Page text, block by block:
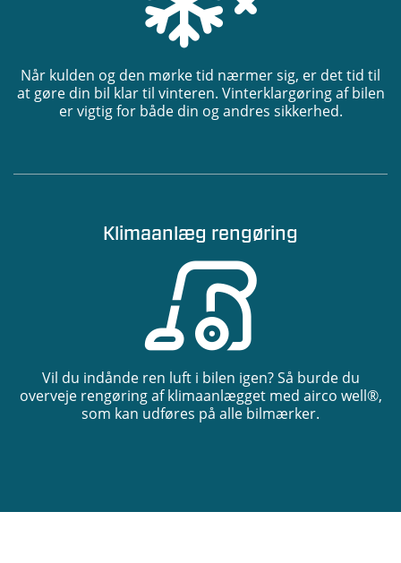
Når kulden og den mørke tid nærmer sig, er det tid til
at gøre din bil klar til vinteren. Vinterklargøring af bilen
er vigtig for både din og andres sikkerhed.
Klimaanlæg rengøring
Vil du indånde ren luft i bilen igen? Så burde du
overveje rengøring af klimaanlægget med airco well®,
som kan udføres på alle bilmærker.